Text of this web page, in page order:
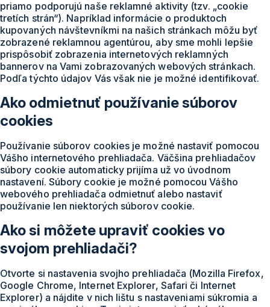
priamo podporujú naše reklamné aktivity (tzv. „cookie
tretích strán“). Napríklad informácie o produktoch
kupovaných návštevníkmi na našich stránkach môžu byť
zobrazené reklamnou agentúrou, aby sme mohli lepšie
prispôsobiť zobrazenia internetových reklamných
bannerov na Vami zobrazovaných webových stránkach.
Podľa týchto údajov Vás však nie je možné identifikovať.
Ako odmietnuť používanie súborov
cookies
Používanie súborov cookies je možné nastaviť pomocou
Vášho internetového prehliadača. Väčšina prehliadačov
súbory cookie automaticky prijíma už vo úvodnom
nastavení. Súbory cookie je možné pomocou Vášho
webového prehliadača odmietnuť alebo nastaviť
používanie len niektorých súborov cookie.
Ako si môžete upraviť cookies vo
svojom prehliadači?
Otvorte si nastavenia svojho prehliadača (Mozilla Firefox,
Google Chrome, Internet Explorer, Safari či Internet
Explorer) a nájdite v nich lištu s nastaveniami súkromia a